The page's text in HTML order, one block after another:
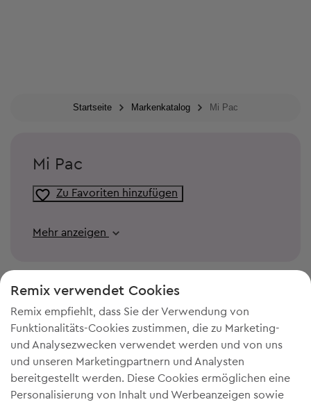
Startseite Markenkatalog Mi Pac
Mi Pac
Zu Favoriten hinzufügen
Mehr anzeigen
Remix verwendet Cookies
Remix empfiehlt, dass Sie der Verwendung von
Funktionalitäts-Cookies zustimmen, die zu Marketing-
und Analysezwecken verwendet werden und von uns
und unseren Marketingpartnern und Analysten
bereitgestellt werden. Diese Cookies ermöglichen eine
Personalisierung von Inhalt und Werbeanzeigen sowie